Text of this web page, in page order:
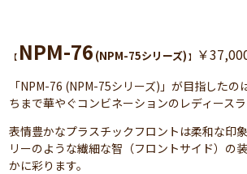
【 NPM-76 (NPM-75シリーズ) 】 ￥
「NPM-76 (NPM-75シリーズ)」が目指したの
ちまで華やぐコンビネーションのレディースラ
表情豊かなプラスチックフロントは柔和な印
リーのような繊細な智（フロントサイド）の
かに彩ります。